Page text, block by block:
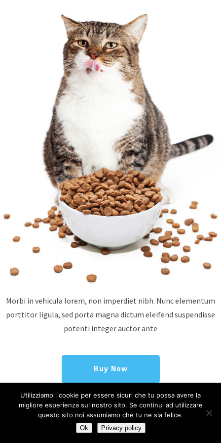
Morbi in vehicula lorem, non imperdiet nibh. Nunc elementum
porttitor ligula, sed porta magna dictum eleifend suspendisse
potenti integer auctor ante
Buy Now
Utilizziamo i cookie per essere sicuri che tu possa avere la
migliore esperienza sul nostro sito. Se continui ad utilizzare
questo sito noi assumiamo che tu ne sia felice.
Ok Privacy policy